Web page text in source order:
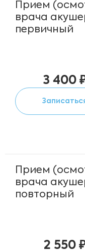
Прием
врача
первичный
3 400
Прием
врача
повторный
2 550